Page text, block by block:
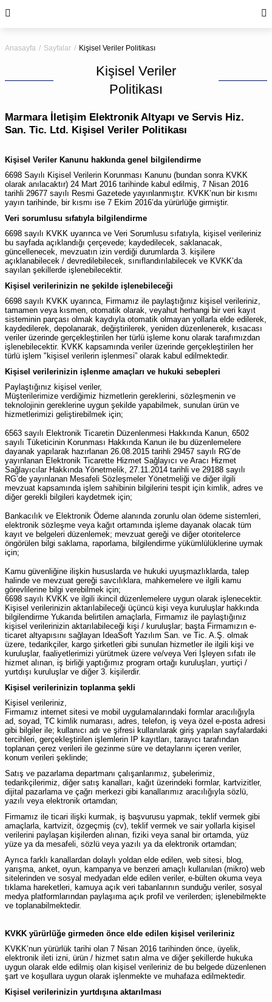
Anasayfa Sayfalar Kişisel Veriler Politikası
Kişisel Veriler
Politikası
Marmara İletişim Elektronik Altyapı ve Servis Hiz.
San. Tic. Ltd. Kişisel Veriler Politikası
Kişisel Veriler Kanunu hakkında genel bilgilendirme
6698 Sayılı Kişisel Verilerin Korunması Kanunu (bundan sonra KVKK
olarak anılacaktır) 24 Mart 2016 tarihinde kabul edilmiş, 7 Nisan 2016
tarihli 29677 sayılı Resmi Gazetede yayınlanmıştır. KVKK’nun bir kısmı
yayın tarihinde, bir kısmı ise 7 Ekim 2016’da yürürlüğe girmiştir.
Veri sorumlusu sıfatıyla bilgilendirme
6698 sayılı KVKK uyarınca ve Veri Sorumlusu sıfatıyla, kişisel verileriniz
bu sayfada açıklandığı çerçevede; kaydedilecek, saklanacak,
güncellenecek, mevzuatın izin verdiği durumlarda 3. kişilere
açıklanabilecek / devredilebilecek, sınıflandırılabilecek ve KVKK’da
sayılan şekillerde işlenebilecektir.
Kişisel verilerinizin ne şekilde işlenebileceği
6698 sayılı KVKK uyarınca, Firmamız ile paylaştığınız kişisel verileriniz,
tamamen veya kısmen, otomatik olarak, veyahut herhangi bir veri kayıt
sisteminin parçası olmak kaydıyla otomatik olmayan yollarla elde edilerek,
kaydedilerek, depolanarak, değiştirilerek, yeniden düzenlenerek, kısacası
veriler üzerinde gerçekleştirilen her türlü işleme konu olarak tarafımızdan
işlenebilecektir. KVKK kapsamında veriler üzerinde gerçekleştirilen her
türlü işlem "kişisel verilerin işlenmesi” olarak kabul edilmektedir.
Kişisel verilerinizin işlenme amaçları ve hukuki sebepleri
Paylaştığınız kişisel veriler,
Müşterilerimize verdiğimiz hizmetlerin gereklerini, sözleşmenin ve
teknolojinin gereklerine uygun şekilde yapabilmek, sunulan ürün ve
hizmetlerimizi geliştirebilmek için;
6563 sayılı Elektronik Ticaretin Düzenlenmesi Hakkında Kanun, 6502
sayılı Tüketicinin Korunması Hakkında Kanun ile bu düzenlemelere
dayanak yapılarak hazırlanan 26.08.2015 tarihli 29457 sayılı RG’de
yayınlanan Elektronik Ticarette Hizmet Sağlayıcı ve Aracı Hizmet
Sağlayıcılar Hakkında Yönetmelik, 27.11.2014 tarihli ve 29188 sayılı
RG’de yayınlanan Mesafeli Sözleşmeler Yönetmeliği ve diğer ilgili
mevzuat kapsamında işlem sahibinin bilgilerini tespit için kimlik, adres ve
diğer gerekli bilgileri kaydetmek için;
Bankacılık ve Elektronik Ödeme alanında zorunlu olan ödeme sistemleri,
elektronik sözleşme veya kağıt ortamında işleme dayanak olacak tüm
kayıt ve belgeleri düzenlemek; mevzuat gereği ve diğer otoritelerce
öngörülen bilgi saklama, raporlama, bilgilendirme yükümlülüklerine uymak
için;
Kamu güvenliğine ilişkin hususlarda ve hukuki uyuşmazlıklarda, talep
halinde ve mevzuat gereği savcılıklara, mahkemelere ve ilgili kamu
görevlilerine bilgi verebilmek için;
6698 sayılı KVKK ve ilgili ikincil düzenlemelere uygun olarak işlenecektir.
Kişisel verilerinizin aktarılabileceği üçüncü kişi veya kuruluşlar hakkında
bilgilendirme Yukarıda belirtilen amaçlarla, Firmamız ile paylaştığınız
kişisel verilerinizin aktarılabileceği kişi / kuruluşlar; başta Firmamızın e-
ticaret altyapısını sağlayan IdeaSoft Yazılım San. ve Tic. A.Ş. olmak
üzere, tedarikçiler, kargo şirketleri gibi sunulan hizmetler ile ilgili kişi ve
kuruluşlar, faaliyetlerimizi yürütmek üzere ve/veya Veri İşleyen sıfatı ile
hizmet alınan, iş birliği yaptığımız program ortağı kuruluşları, yurtiçi /
yurtdışı kuruluşlar ve diğer 3. kişilerdir.
Kişisel verilerinizin toplanma şekli
Kişisel verileriniz,
Firmamız internet sitesi ve mobil uygulamalarındaki formlar aracılığıyla
ad, soyad, TC kimlik numarası, adres, telefon, iş veya özel e-posta adresi
gibi bilgiler ile; kullanıcı adı ve şifresi kullanılarak giriş yapılan sayfalardaki
tercihleri, gerçekleştirilen işlemlerin IP kayıtları, tarayıcı tarafından
toplanan çerez verileri ile gezinme süre ve detaylarını içeren veriler,
konum verileri şeklinde;
Satış ve pazarlama departmanı çalışanlarımız, şubelerimiz,
tedarikçilerimiz, diğer satış kanalları, kağıt üzerindeki formlar, kartvizitler,
dijital pazarlama ve çağrı merkezi gibi kanallarımız aracılığıyla sözlü,
yazılı veya elektronik ortamdan;
Firmamız ile ticari ilişki kurmak, iş başvurusu yapmak, teklif vermek gibi
amaçlarla, kartvizit, özgeçmiş (cv), teklif vermek ve sair yollarla kişisel
verilerini paylaşan kişilerden alınan, fiziki veya sanal bir ortamda, yüz
yüze ya da mesafeli, sözlü veya yazılı ya da elektronik ortamdan;
Ayrıca farklı kanallardan dolaylı yoldan elde edilen, web sitesi, blog,
yarışma, anket, oyun, kampanya ve benzeri amaçlı kullanılan (mikro) web
sitelerinden ve sosyal medyadan elde edilen veriler, e-bülten okuma veya
tıklama hareketleri, kamuya açık veri tabanlarının sunduğu veriler, sosyal
medya platformlarından paylaşıma açık profil ve verilerden; işlenebilmekte
ve toplanabilmektedir.
KVKK yürürlüğe girmeden önce elde edilen kişisel verileriniz
KVKK’nun yürürlük tarihi olan 7 Nisan 2016 tarihinden önce, üyelik,
elektronik ileti izni, ürün / hizmet satın alma ve diğer şekillerde hukuka
uygun olarak elde edilmiş olan kişisel verileriniz de bu belgede düzenlenen
şart ve koşullara uygun olarak işlenmekte ve muhafaza edilmektedir.
Kişisel verilerinizin yurtdışına aktarılması